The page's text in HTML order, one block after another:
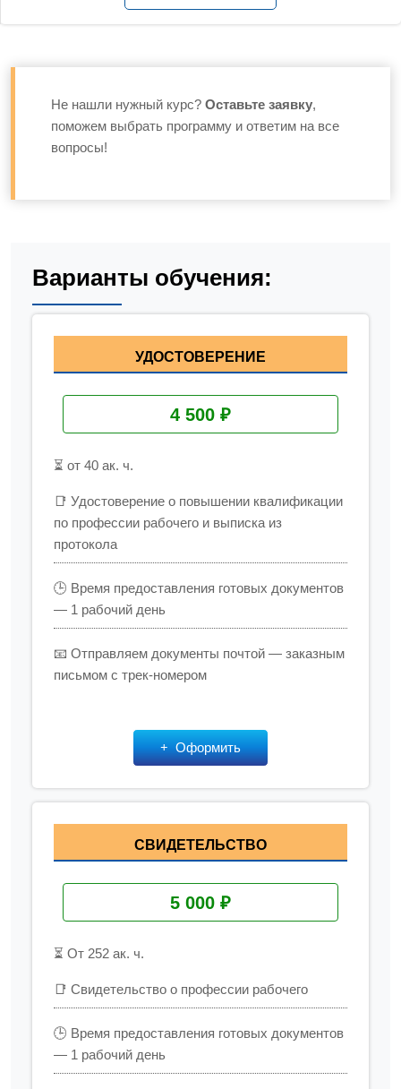
Не нашли нужный курс? Оставьте заявку,
поможем выбрать программу и ответим на все
вопросы!
Варианты обучения:
УДОСТОВЕРЕНИЕ
4 500 ₽
⏳ от 40 ак. ч.
📑 Удостоверение о повышении квалификации
по профессии рабочего и выписка из
протокола
🕒 Время предоставления готовых документов
— 1 рабочий день
📧 Отправляем документы почтой — заказным
письмом с трек-номером
Оформить
СВИДЕТЕЛЬСТВО
5 000 ₽
⏳ От 252 ак. ч.
📑 Свидетельство о профессии рабочего
🕒 Время предоставления готовых документов
— 1 рабочий день